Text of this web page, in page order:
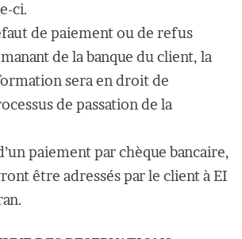
ci.
de paiement ou de refus
de la banque du client, la
sera en droit de
de passation de la
paiement par chèque bancaire,
être adressés par le client à EI